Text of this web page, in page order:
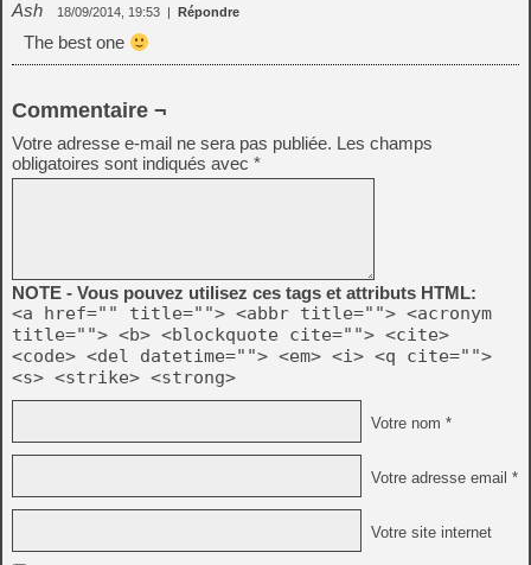
Ash 18/09/2014, 19:53 Répondre
The best one
Commentaire ¬
Votre adresse e-mail ne sera pas publiée. Les champs
obligatoires sont indiqués avec *
NOTE - Vous pouvez utilisez ces tags et attributs HTML:
<a href="" title=""> <abbr title=""> <acronym
title=""> <b> <blockquote cite=""> <cite>
<code> <del datetime=""> <em> <i> <q cite="">
<s> <strike> <strong>
Votre nom *
Votre adresse email *
Votre site internet